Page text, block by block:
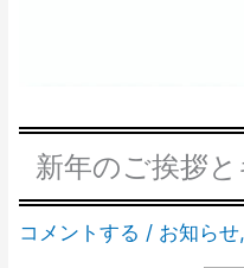
新年のご挨拶
コメントする / お知らせ,